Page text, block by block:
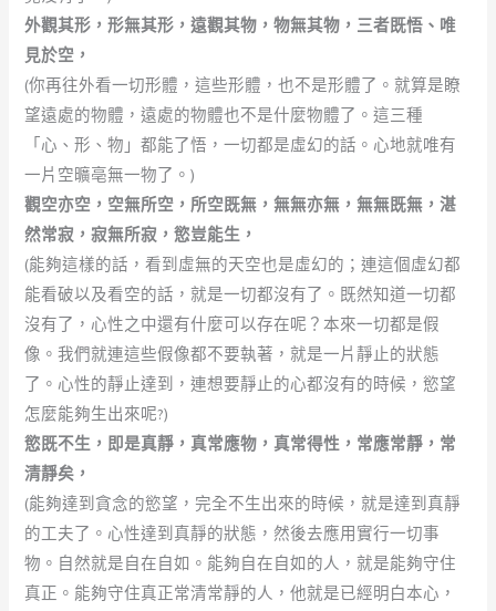
外觀其形，形無其形，遠觀其物，物無其物，三者既悟、唯
見於空，
(你再往外看一切形體，這些形體，也不是形體了。就算是瞭
望遠處的物體，遠處的物體也不是什麼物體了。這三種
「心、形、物」都能了悟，一切都是虛幻的話。心地就唯有
一片空曠亳無一物了。)
觀空亦空，空無所空，所空既無，無無亦無，無無既無，湛
然常寂，寂無所寂，慾豈能生，
(能夠這樣的話，看到虛無的天空也是虛幻的；連這個虛幻都
能看破以及看空的話，就是一切都沒有了。既然知道一切都
沒有了，心性之中還有什麼可以存在呢？本來一切都是假
像。我們就連這些假像都不要執著，就是一片靜止的狀態
了。心性的靜止達到，連想要靜止的心都沒有的時候，慾望
怎麼能夠生出來呢?)
慾既不生，即是真靜，真常應物，真常得性，常應常靜，常
清靜矣，
(能夠達到貪念的慾望，完全不生出來的時候，就是達到真靜
的工夫了。心性達到真靜的狀態，然後去應用實行一切事
物。自然就是自在自如。能夠自在自如的人，就是能夠守住
真正。能夠守住真正常清常靜的人，他就是已經明白本心，